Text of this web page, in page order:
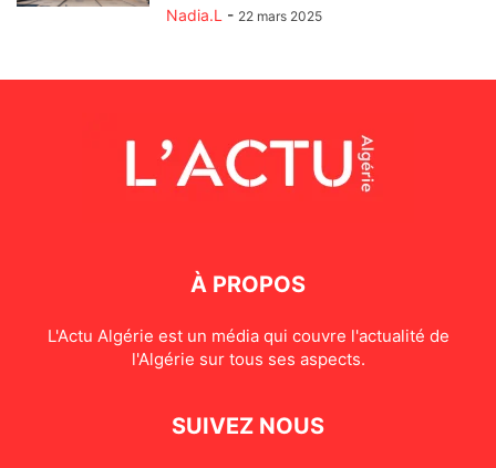
Nadia.L - 22 mars 2025
À PROPOS
L'Actu Algérie est un média qui couvre l'actualité de
l'Algérie sur tous ses aspects.
SUIVEZ NOUS